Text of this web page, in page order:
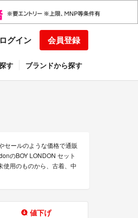
ログイン 会員登録
す ブランドから探す
セールのような価格で通販
のBOY LONDON セット
用のものから、古着、中
値下げ